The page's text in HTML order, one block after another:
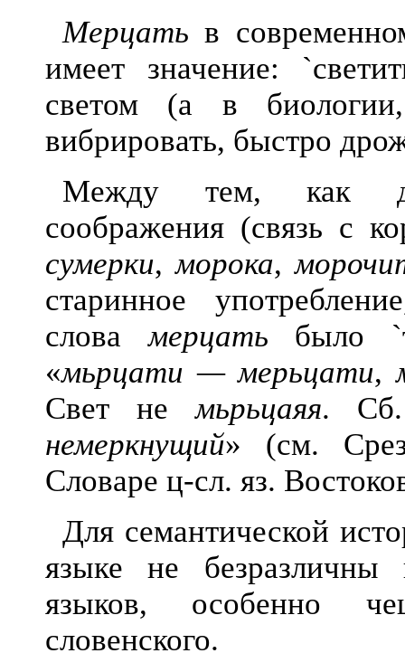
Мерцать в
имеет значение:
светом (а в
вибрировать, быстро
Между тем, как
соображения (связь с
сумерки,морока,
старинное
словамерцать было
«мьрцати — мерьцати,
Свет немьрьцаяя.
немеркнущий» (см.
Словаре ц-сл. яз.
Для семантической
языке не безразличны
языков, особенно
словенского.